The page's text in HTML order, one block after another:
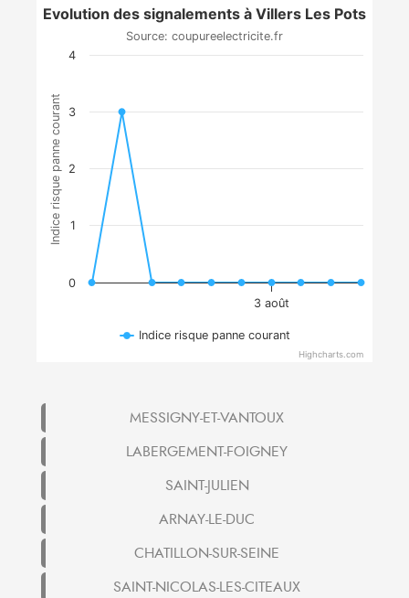
Indice risque panne courant
Evolution des signalements à Villers Les Pots
Source: coupureelectricite.fr
3 août
0
1
2
3
4
Indice risque panne courant
Highcharts.com
MESSIGNY-ET-VANTOUX
LABERGEMENT-FOIGNEY
SAINT-JULIEN
ARNAY-LE-DUC
CHATILLON-SUR-SEINE
SAINT-NICOLAS-LES-CITEAUX